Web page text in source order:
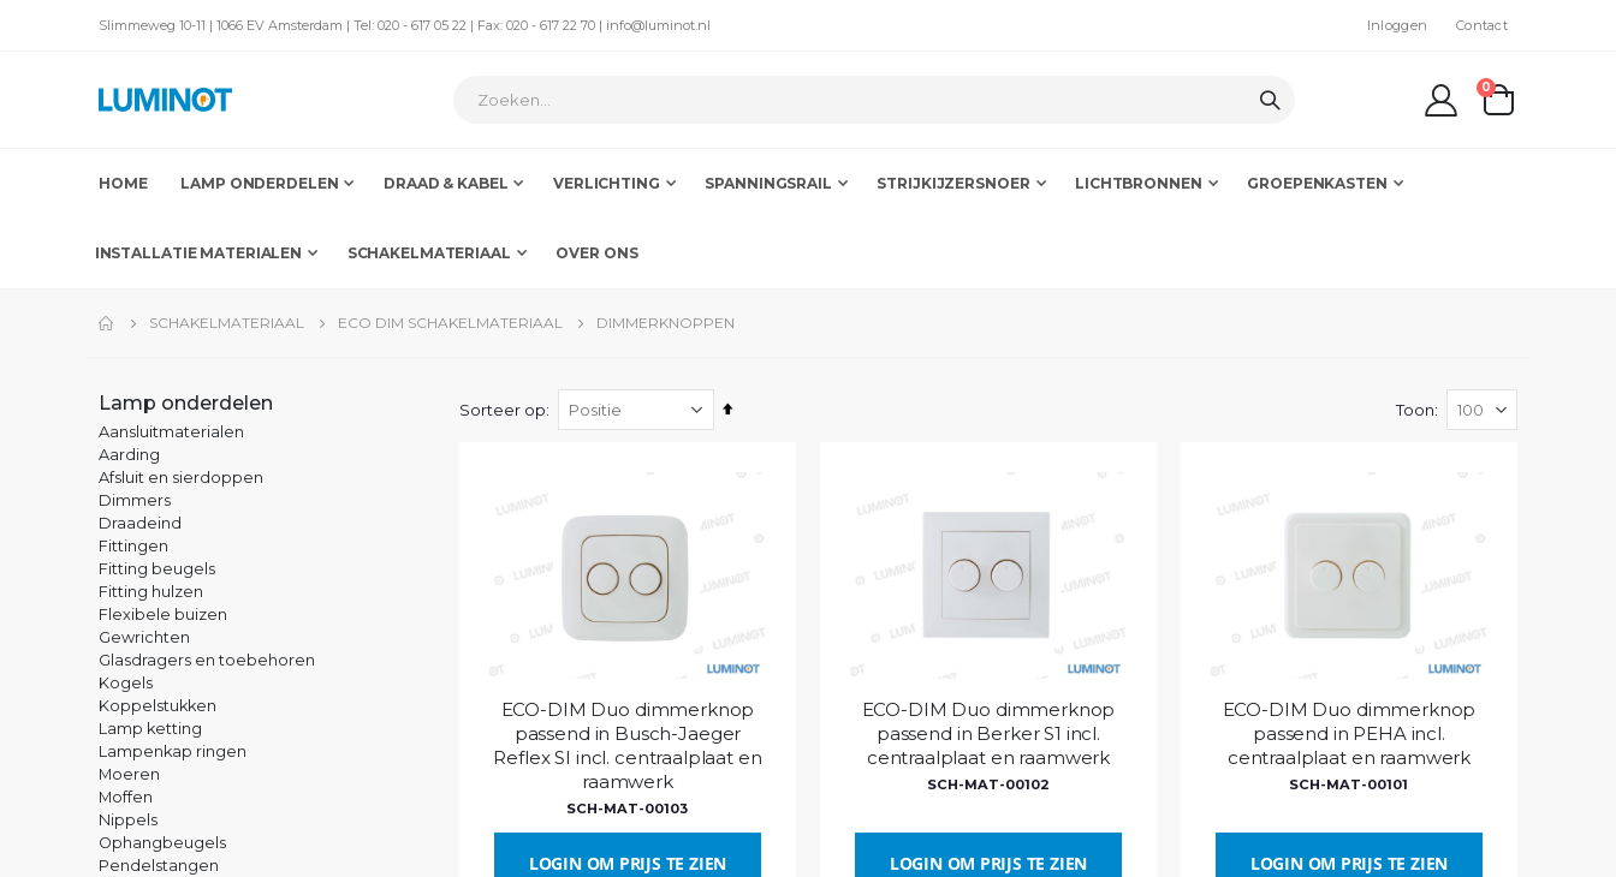
Slimmeweg 10-11 | 1066 EV Amsterdam | Tel: 020 - 617 05 22 | Fax: 020 - 617 22 70 | info@luminot.nl Inloggen Contact
kar
0producten
HOME LAMP ONDERDELEN DRAAD & KABEL VERLICHTING SPANNINGSRAIL STRIJKIJZERSNOER LICHTBRONNEN GROEPENKASTEN
INSTALLATIE MATERIALEN SCHAKELMATERIAAL OVER ONS
SCHAKELMATERIAAL ECO DIM SCHAKELMATERIAAL DIMMERKNOPPEN
Sorteer op
Van
Toon
ECO-DIM Duo dimmerknop
passend in Busch-Jaeger
Reflex SI incl. centraalplaat en
raamwerk
SCH-MAT-00103
LOGIN OM PRIJS TE ZIEN
ECO-DIM Duo dimmerknop
passend in Berker S1 incl.
centraalplaat en raamwerk
SCH-MAT-00102
LOGIN OM PRIJS TE ZIEN
ECO-DIM Duo dimmerknop
passend in PEHA incl.
centraalplaat en raamwerk
SCH-MAT-00101
LOGIN OM PRIJS TE ZIEN
Lamp onderdelen
Aansluitmaterialen
Aarding
Afsluit en sierdoppen
Dimmers
Draadeind
Fittingen
Fitting beugels
Fitting hulzen
Flexibele buizen
Gewrichten
Glasdragers en toebehoren
Kogels
Koppelstukken
Lamp ketting
Lampenkap ringen
Moeren
Moffen
Nippels
Ophangbeugels
Pendelstangen